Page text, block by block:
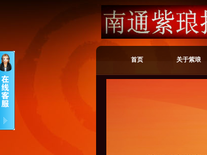
首页 关于紫琅